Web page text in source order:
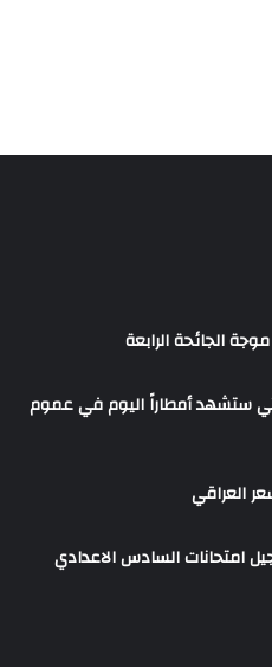
الجائحة الرابعة
ستشهد أمطاراً اليوم في عموم
العراقي
امتحانات السادس الاعدادي